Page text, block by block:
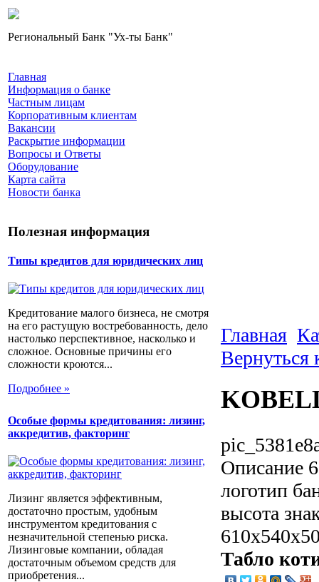
Региональный Банк "Ух-ты Банк"
Главная
Информация о банке
Частным лицам
Корпоративным клиентам
Вакансии
Раскрытие информации
Вопросы и Ответы
Оборудование
Карта сайта
Новости банка
Полезная информация
Типы кредитов для юридических лиц
Кредитование малого бизнеса, не смотря
на его растущую востребованность, дело
настолько перспективное, насколько и
сложное. Основные причины его
сложности кроются...
Подробнее »
Особые формы кредитования: лизинг,
аккредитив, факторинг
Лизинг является эффективным,
достаточно простым, удобным
инструментом кредитования с
незначительной степенью риска.
Лизинговые компании, обладая
достаточным объемом средств для
приобретения...
Главная
Вернуться
Описание
логотип
высота
Табло